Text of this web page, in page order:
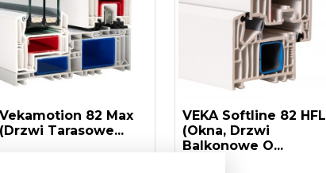
Vekamotion 82 Max
(drzwi Tarasowe...
VEKA Softline 82 HFL
(okna, Drzwi
Balkonowe O...